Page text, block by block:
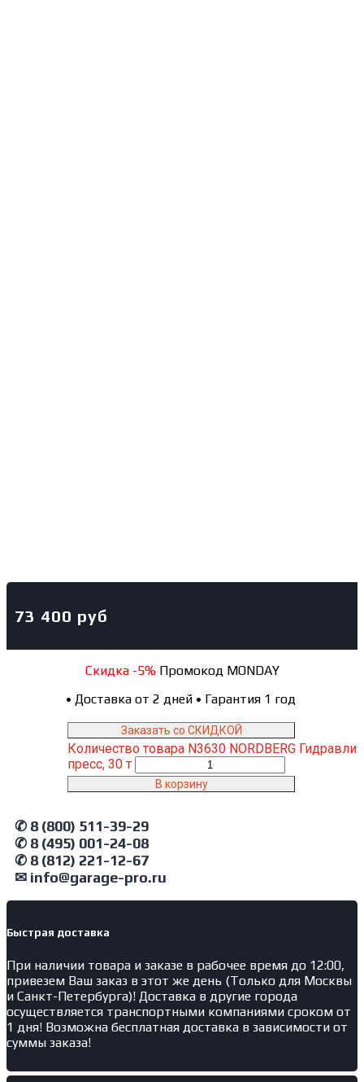
73 400 руб
Скидка -5%Промокод MONDAY
• Доставка от 2 дней • Гарантия 1 год
Заказать со СКИДКОЙ
Количество товара N3630 NORDBERG
пресс, 30 т
В корзину
✆ 8 (800) 511-39-29
✆ 8 (495) 001-24-08
✆ 8 (812) 221-12-67
✉ info@garage-pro.ru
Быстрая доставка
При наличии товара и заказе в рабочее время до 12:00,
привезем Ваш заказ в этот же день (Только для Москвы
и Санкт-Петербурга)! Доставка в другие города
осуществляется транспортными компаниями сроком от
1 дня! Возможна бесплатная доставка в зависимости от
суммы заказа!